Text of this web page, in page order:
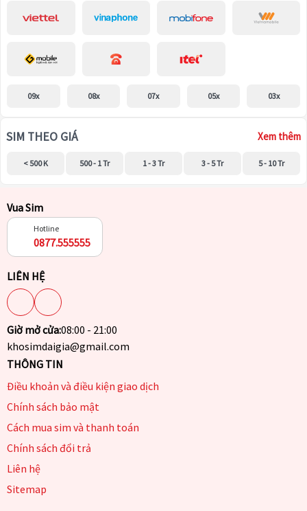
09x 08x 07x 05x 03x
SIM THEO GIÁ Xem thêm
< 500 K 500 - 1 Tr 1 - 3 Tr 3 - 5 Tr 5 - 10 Tr
Vua Sim
Hotline
0877.555555
LIÊN HỆ
Giờ mở cửa:08:00 - 21:00
khosimdaigia@gmail.com
THÔNG TIN
Điều khoản và điều kiện giao dịch
Chính sách bảo mật
Cách mua sim và thanh toán
Chính sách đổi trả
Liên hệ
Sitemap